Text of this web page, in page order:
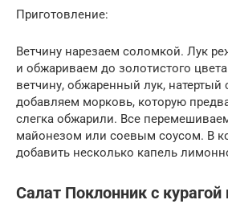
Приготовление:
Ветчину нарезаем соломкой. Лук
и обжариваем до золотистого
ветчину, обжаренный лук,
добавляем морковь, которую
слегка обжарили. Все
майонезом или соевым соусом. В
добавить несколько капель
Салат Поклонник с